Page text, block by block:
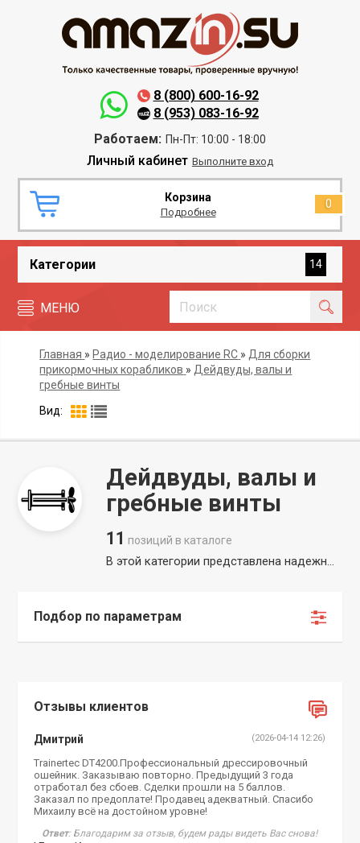
8 (800) 600-16-92
8 (953) 083-16-92
Работаем: Пн-Пт: 10:00 - 18:00
Личный кабинет Выполните вход
Корзина
Подробнее
0
Категории 14
МЕНЮ
Главная » Радио - моделирование RC » Для сборки
прикормочных корабликов » Дейдвуды, валы и
гребные винты
Вид:
Дейдвуды, валы и
гребные винты
11 позиций в каталоге
В этой категории представлена надежные дейдвуды для сборки прикормочных корабликов. По своей сути дейдвуд для прикормочного кораблика выполняет точно такую же функцию, как на полноценном морском судне: он представляет собой прочную металлическую трубу, через которую гребной вал выходит наружу, соединяя внутренние узлы и корму. В разделе собраны карданные валы и дейдвуды мотора разных диаметров, предназначенные для ручной сборки прикормочных кораблей. Здесь вы можете подобрать гребные винты мотора или специализированные винты для прикормочного кораблика. Правильно подобранные гребные винты для кораблика и обеспечат высокую скорость, маневренность и энергоэффективность вашего оборудования на водоеме.
Подбор по параметрам
Отзывы клиентов
Дмитрий (2026-04-14 12:26)
Trainertec DT4200.Профессиональный дрессировочный
ошейник. Заказываю повторно. Предыдущий 3 года
отработал без сбоев. Сделки прошли на 5 баллов.
Заказал по предоплате! Продавец адекватный. Спасибо
Михаилу всё на достойном уровне!
Ответ: Благодарим за отзыв, будем рады видеть Вас снова!